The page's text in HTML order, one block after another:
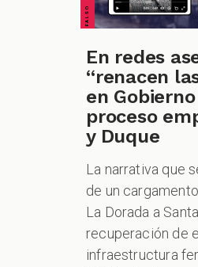
En redes
“renacen
en
proceso
y Duque
La narrativa que
de un
La Dorada a
recuperación de
infraestructura